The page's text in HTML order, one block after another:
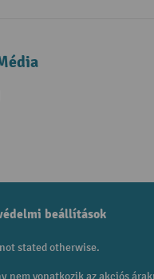
Instagram
beállítások
stated otherwise.
vonatkozik az akciós